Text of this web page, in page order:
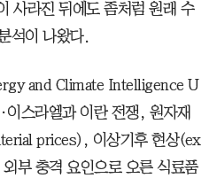
사라진 뒤에도 좀처럼 원래 수
석이 나왔다.
and Climate Intelligence U
스라엘과 이란 전쟁, 원자재
prices), 이상기후 현상(ex
부 충격 요인으로 오른 식료품